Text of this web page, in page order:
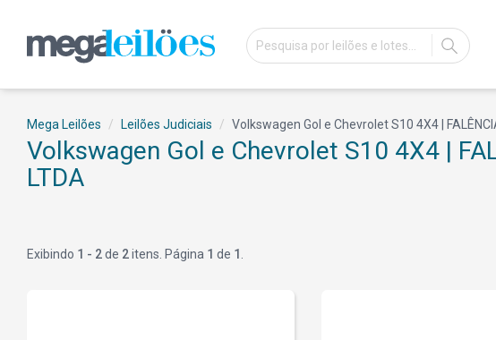
IR
Mega Leilões Leilões Judiciais Volkswagen Gol e Chevrolet S10 4X4 |
Volkswagen Gol e Chevrolet S10 4X4 |
LTDA
Exibindo 1 - 2de 2itens. Página 1 de 1